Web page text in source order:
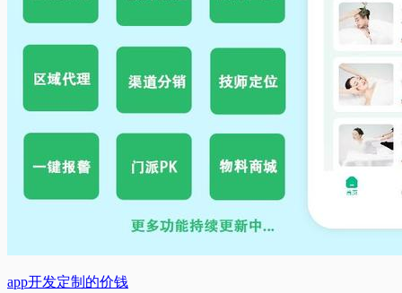
app开发定制的价钱